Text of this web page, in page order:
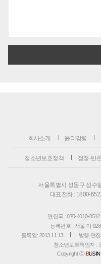
회사소개 윤리강령
청소년보호정책 정정·반
서울특별시 성동구 성수
대표전화 : 1800-
편집국 : 070-4010-8512
등록번호 : 서울 아
등록일: 2013.11.13
발행·편
청소년보호책임자 :
Copyright ⓒ B